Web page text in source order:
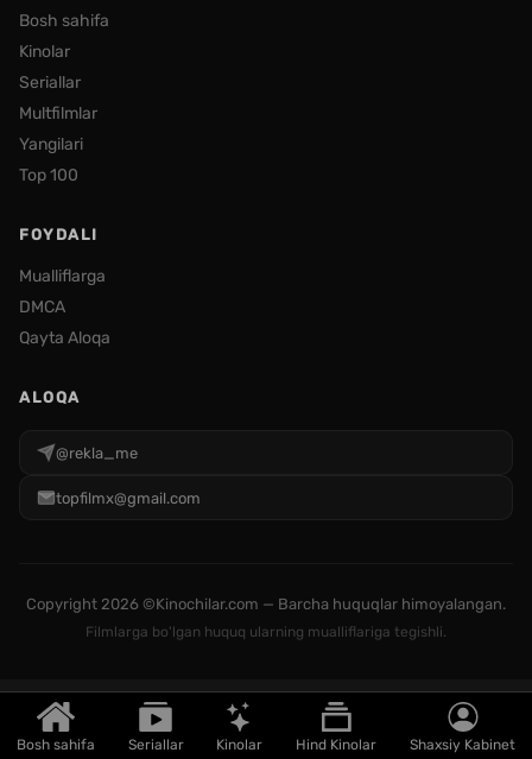
Bosh sahifa Seriallar Kinolar Hind Kinolar Shaxsiy Kabinet
Bosh sahifa
Kinolar
Seriallar
Multfilmlar
Yangilari
Top 100
FOYDALI
Mualliflarga
DMCA
Qayta Aloqa
ALOQA
@rekla_me
topfilmx@gmail.com
Copyright 2026 ©Kinochilar.com — Barcha huquqlar himoyalangan.
Filmlarga bo'lgan huquq ularning mualliflariga tegishli.